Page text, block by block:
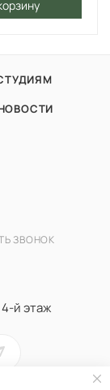
ЗВОНОК
й этаж